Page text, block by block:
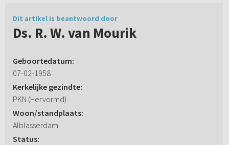
Dit artikel is beantwoord door
Ds. R. W. van Mourik
Geboortedatum:
07-02-1958
Kerkelijke gezindte:
PKN (Hervormd)
Woon/standplaats:
Alblasserdam
Status: